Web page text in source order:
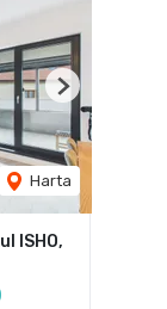
Harta
Next
ISHO,